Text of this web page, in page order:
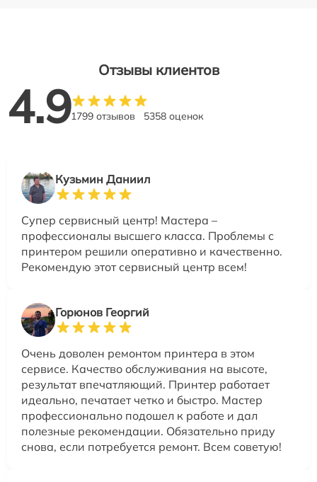
Отзывы клиентов
4.91799 отзывов 5358 оценок
Кузьмин Даниил
Супер сервисный центр! Мастера –
профессионалы высшего класса. Проблемы с
принтером решили оперативно и качественно.
Рекомендую этот сервисный центр всем!
Горюнов Георгий
Очень доволен ремонтом принтера в этом
сервисе. Качество обслуживания на высоте,
результат впечатляющий. Принтер работает
идеально, печатает четко и быстро. Мастер
профессионально подошел к работе и дал
полезные рекомендации. Обязательно приду
снова, если потребуется ремонт. Всем советую!